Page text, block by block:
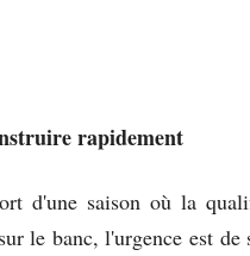
rapidement
d'une saison où la
le banc, l'urgence est